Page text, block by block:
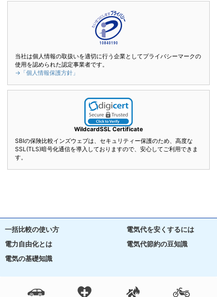
当社は個人情報の取扱いを適切に行う企業としてプライバシーマークの
使用を認められた認定事業者です。
→「個人情報保護方針」
WildcardSSL Certificate
SBIの保険比較インズウェブは、セキュリティー保護のため、高度な
SSL(TLS)暗号化通信を導入しておりますので、安心してご利用できま
す。
一括比較の使い方
電気代を安くするには
電力自由化とは
電気代節約の豆知識
電気の基礎知識